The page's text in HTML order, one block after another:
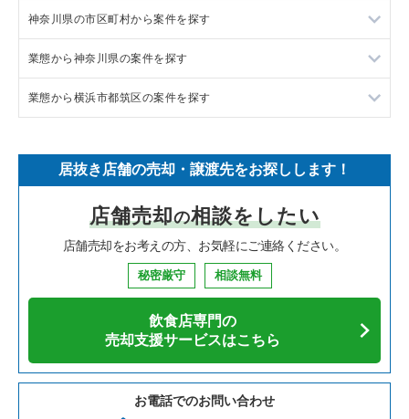
フランス料理の居抜き売却物件の案件一覧
イタリア料理の居抜き売却物件の案件一覧
中華の居抜き売却物件の案件一覧
寿司の居抜き売却物件の案件一覧
焼肉の居抜き売却物件の案件一覧
鉄板焼き・お好み焼の居抜き売却物件の案件一覧
カフェの居抜き売却物件の案件一覧
テイクアウトの居抜き売却物件の案件一覧
お弁当・惣菜・デリの居抜き売却物件の案件一覧
東京23区の飲食店の居抜き売却物件の案件一覧
東京都下の飲食店の居抜き売却物件の案件一覧
千葉県の飲食店の居抜き売却物件の案件一覧
神奈川県の飲食店の居抜き売却物件の案件一覧
大阪府の飲食店の居抜き売却物件の案件一覧
兵庫県の飲食店の居抜き売却物件の案件一覧
愛知県の飲食店の居抜き売却物件の案件一覧
岐阜県の飲食店の居抜き売却物件の案件一覧
三重県の飲食店の居抜き売却物件の案件一覧
神奈川県の市区町村から案件を探す
大和市の飲食店の居抜き売却物件の案件一覧
鎌倉市の飲食店の居抜き売却物件の案件一覧
川崎市高津区の飲食店の居抜き売却物件の案件一覧
横浜市鶴見区の飲食店の居抜き売却物件の案件一覧
川崎市中原区の飲食店の居抜き売却物件の案件一覧
横浜市南区の飲食店の居抜き売却物件の案件一覧
横浜市港北区の飲食店の居抜き売却物件の案件一覧
横浜市神奈川区の飲食店の居抜き売却物件の案件一覧
業態から神奈川県の案件を探す
神奈川県のラーメンの居抜き売却物件の案件一覧
神奈川県のイタリア料理の居抜き売却物件の案件一覧
神奈川県の中華の居抜き売却物件の案件一覧
神奈川県のそば・うどんの居抜き売却物件の案件一覧
神奈川県の焼肉の居抜き売却物件の案件一覧
神奈川県の鉄板焼き・お好み焼の居抜き売却物件の案件一覧
神奈川県のアジア料理の居抜き売却物件の案件一覧
業態から横浜市都筑区の案件を探す
横浜市都筑区の中華の居抜き売却物件の案件一覧
横浜市都筑区のそば・うどんの居抜き売却物件の案件一覧
横浜市都筑区の焼肉の居抜き売却物件の案件一覧
横浜市都筑区のカフェの居抜き売却物件の案件一覧
居抜き店舗の売却・譲渡先をお探しします！
店舗売却の相談をしたい
店舗売却をお考えの方、お気軽にご連絡ください。
秘密厳守 相談無料
飲食店専門の
売却支援サービスはこちら
お電話でのお問い合わせ